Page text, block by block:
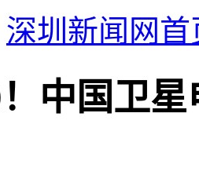
深圳新闻网首
中国卫